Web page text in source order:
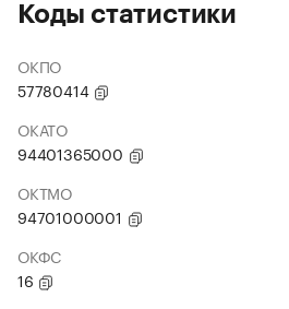
Коды статистики
ОКПО
57780414
ОКАТО
94401365000
ОКТМО
94701000001
ОКФС
16